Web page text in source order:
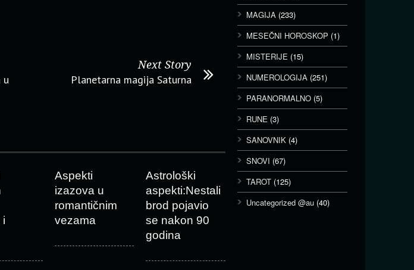
u
Next Story
Planetarna magija Saturna
i
Aspekti
izazova u
romantičnim
vezama
Astrološki
aspekti:Nestali
brod pojavio
se nakon 90
godina
MAGIJA (233)
MESEČNI HOROSKOP (1)
MISTERIJE (15)
NUMEROLOGIJA (251)
PARANORMALNO (5)
RUNE (3)
SANOVNIK (4)
SNOVI (67)
TAROT (125)
Uncategorized @au (40)